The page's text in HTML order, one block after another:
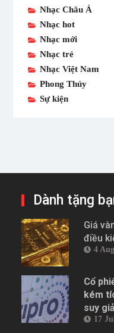
Nhạc Châu Á
Nhạc hot
Nhạc mới
Nhạc trẻ
Nhạc Việt Nam
Phong Thủy
Sự kiện
Dành tặng
Giá
điều
4
Cổ
kém
suy
17